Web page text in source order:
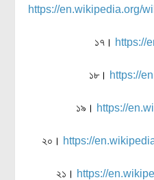
https://en.wikipedia.org/
১৭। https://
১৮। https://
১৯। https://
২০। https://
২১। https://